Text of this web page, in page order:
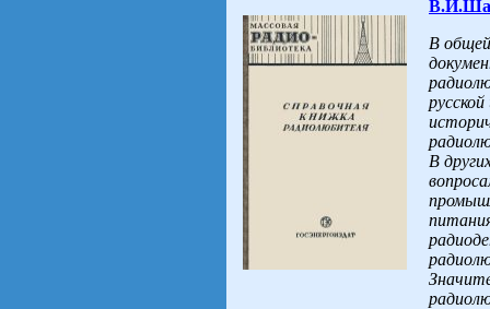
В
В